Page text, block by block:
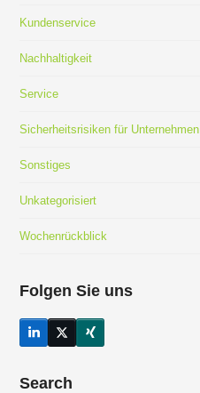
Kundenservice
Nachhaltigkeit
Service
Sicherheitsrisiken für Unternehmen
Sonstiges
Unkategorisiert
Wochenrückblick
Folgen Sie uns
LinkedInTwitter
(deprecated)
Xing
Search